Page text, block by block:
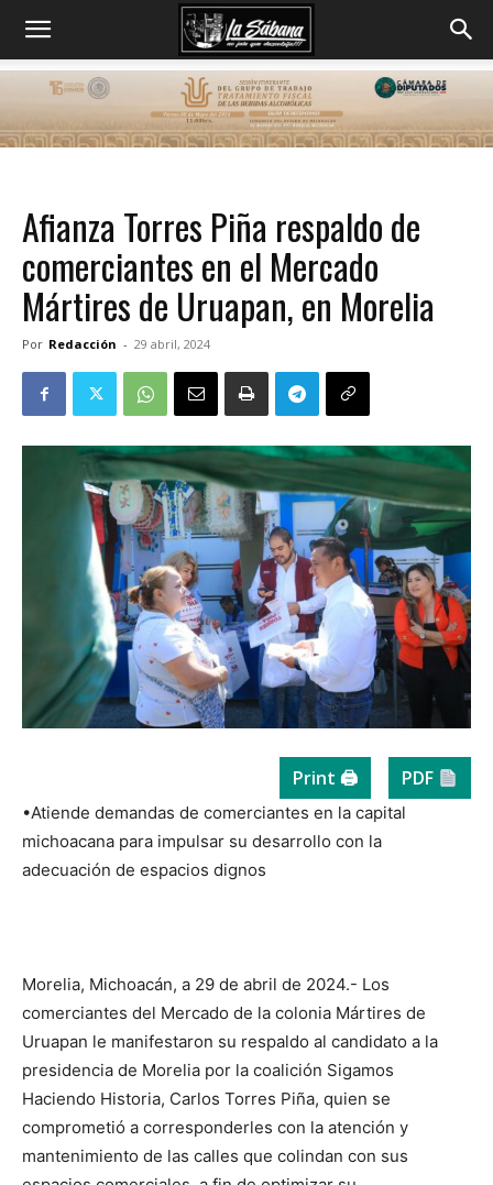
Afianza Torres Piña respaldo de
comerciantes en el Mercado
Mártires de Uruapan, en Morelia
Por Redacción - 29 abril, 2024
Print 🖨 PDF
•Atiende demandas de comerciantes en la capital
michoacana para impulsar su desarrollo con la
adecuación de espacios dignos
Morelia, Michoacán, a 29 de abril de 2024.- Los
comerciantes del Mercado de la colonia Mártires de
Uruapan le manifestaron su respaldo al candidato a la
presidencia de Morelia por la coalición Sigamos
Haciendo Historia, Carlos Torres Piña, quien se
comprometió a corresponderles con la atención y
mantenimiento de las calles que colindan con sus